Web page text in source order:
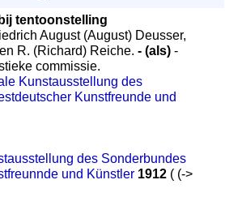
tentoonstelling
August (August) Deusser,
R. (Richard) Reiche. - (als) -
commissie.
Kunstausstellung des
Kunstfreunde und
des Sonderbundes
und Künstler 1912 ( (->